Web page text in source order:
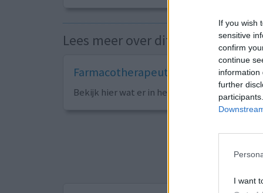
If you wish
sensitive
confirm
continue
information
further
I want
Lees meer over dit medicijn
Farmacotherapeutisch Kompas
Bekijk hier wat er in het naslagwerk van de
Sorteer op